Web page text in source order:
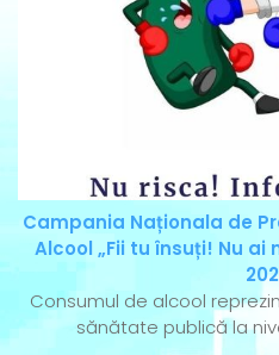
Campania Naționala de
Alcool „Fii tu însuți! Nu ai
Consumul de alcool
sănătate publică la